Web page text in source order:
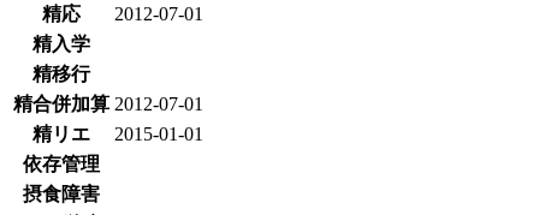
精応
2012-07-01
精入学
精移行
精合併加算 2012-07-01
精リエ
2015-01-01
依存管理
摂食障害